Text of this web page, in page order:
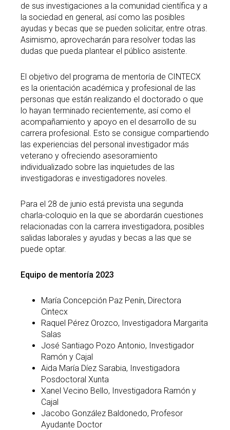
de sus investigaciones a la comunidad científica y a
la sociedad en general, así como las posibles
ayudas y becas que se pueden solicitar, entre otras.
Asimismo, aprovecharán para resolver todas las
dudas que pueda plantear el público asistente.
El objetivo del programa de mentoría de CINTECX
es la orientación académica y profesional de las
personas que están realizando el doctorado o que
lo hayan terminado recientemente, así como el
acompañamiento y apoyo en el desarrollo de su
carrera profesional. Esto se consigue compartiendo
las experiencias del personal investigador más
veterano y ofreciendo asesoramiento
individualizado sobre las inquietudes de las
investigadoras e investigadores noveles.
Para el 28 de junio está prevista una segunda
charla-coloquio en la que se abordarán cuestiones
relacionadas con la carrera investigadora, posibles
salidas laborales y ayudas y becas a las que se
puede optar.
Equipo de mentoría 2023
María Concepción Paz Penín, Directora
Cintecx
Raquel Pérez Orozco, Investigadora Margarita
Salas
José Santiago Pozo Antonio, Investigador
Ramón y Cajal
Aida María Díez Sarabia, Investigadora
Posdoctoral Xunta
Xanel Vecino Bello, Investigadora Ramón y
Cajal
Jacobo González Baldonedo, Profesor
Ayudante Doctor